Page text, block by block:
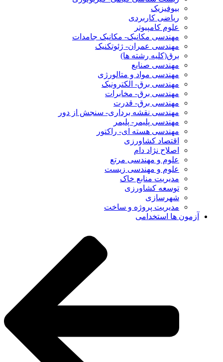
بیوفیزیک
ریاضی کاربردی
علوم کامپیوتر
مهندسی مکانیک- مکانیک جامدات
مهندسی عمران- ژئوتکنیک
برق(کلیه رشته ها)
مهندسی صنایع
مهندسی مواد و متالورژی
مهندسی برق- الکترونیک
مهندسی برق- مخابرات
مهندسی برق- قدرت
مهندسی نقشه برداری- سنجش از دور
مهندسی پلیمر- پلیمر
مهندسی هسته ای- راکتور
اقتصاد کشاورزی
اصلاح نژاد دام
علوم و مهندسی مرتع
علوم و مهندسی زیست
مدیریت منابع خاک
توسعه کشاورزی
شهرسازی
مدیریت پروژه و ساخت
آزمون ها استخدامی